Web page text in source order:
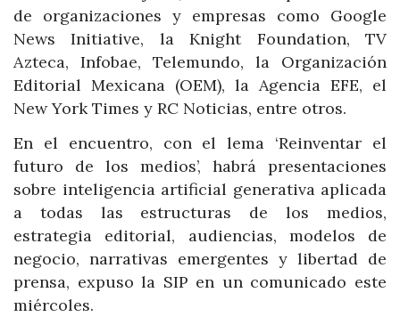
de organizaciones y empresas como Google
News Initiative, la Knight Foundation, TV
Azteca, Infobae, Telemundo, la Organización
Editorial Mexicana (OEM), la Agencia EFE, el
New York Times y RC Noticias, entre otros.
En el encuentro, con el lema ‘Reinventar el
futuro de los medios’, habrá presentaciones
sobre inteligencia artificial generativa aplicada
a todas las estructuras de los medios,
estrategia editorial, audiencias, modelos de
negocio, narrativas emergentes y libertad de
prensa, expuso la SIP en un comunicado este
miércoles.